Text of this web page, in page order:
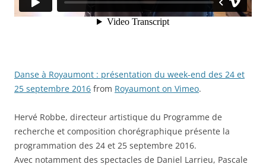
Danse à Royaumont : présentation du week-end des 24 et
25 septembre 2016 from Royaumont on Vimeo.
Hervé Robbe, directeur artistique du Programme de
recherche et composition chorégraphique présente la
programmation des 24 et 25 septembre 2016.
Avec notamment des spectacles de Daniel Larrieu, Pascale